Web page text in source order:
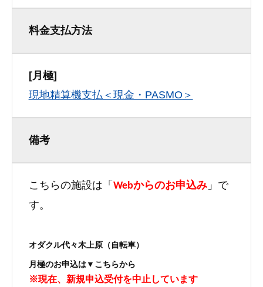
料金支払方法
[月極]
現地精算機支払＜現金・PASMO＞
備考
こちらの施設は「 Webからのお申込み」で
す。
オダクル代々木上原（自転車）
月極のお申込は▼こちらから
※現在、新規申込受付を中止しています